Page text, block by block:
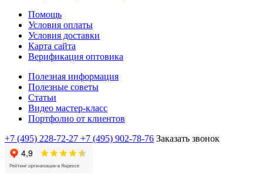
Помощь
Условия оплаты
Условия доставки
Карта сайта
Верификация оптовика
Полезная информация
Полезные советы
Статьи
Видео мастер-класс
Портфолио от клиентов
+7 (495) 228-72-27 +7 (495) 902-78-76 Заказать звонок